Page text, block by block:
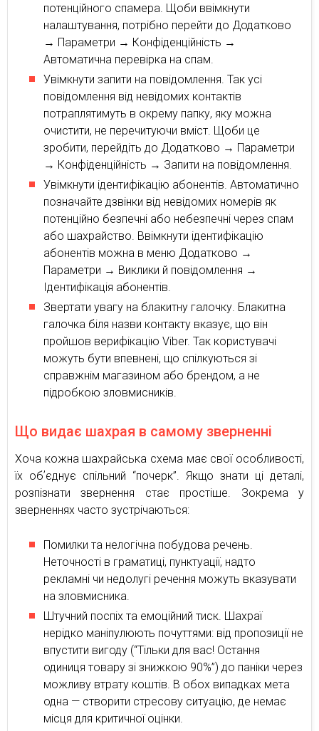
потенційного спамера. Щоби ввімкнути
налаштування, потрібно перейти до Додатково
→ Параметри → Конфіденційність →
Автоматична перевірка на спам.
Увімкнути запити на повідомлення. Так усі
повідомлення від невідомих контактів
потраплятимуть в окрему папку, яку можна
очистити, не перечитуючи вміст. Щоби це
зробити, перейдіть до Додатково → Параметри
→ Конфіденційність → Запити на повідомлення.
Увімкнути ідентифікацію абонентів. Автоматично
позначайте дзвінки від невідомих номерів як
потенційно безпечні або небезпечні через спам
або шахрайство. Ввімкнути ідентифікацію
абонентів можна в меню Додатково →
Параметри → Виклики й повідомлення →
Ідентифікація абонентів.
Звертати увагу на блакитну галочку. Блакитна
галочка біля назви контакту вказує, що він
пройшов верифікацію Viber. Так користувачі
можуть бути впевнені, що спілкуються зі
справжнім магазином або брендом, а не
підробкою зловмисників.
Що видає шахрая в самому зверненні
Хоча кожна шахрайська схема має свої особливості,
їх обʼєднує спільний “почерк”. Якщо знати ці деталі,
розпізнати звернення стає простіше. Зокрема у
зверненнях часто зустрічаються:
Помилки та нелогічна побудова речень.
Неточності в граматиці, пунктуації, надто
рекламні чи недолугі речення можуть вказувати
на зловмисника.
Штучний поспіх та емоційний тиск. Шахраї
нерідко маніпулюють почуттями: від пропозиції не
впустити вигоду (“Тільки для вас! Остання
одиниця товару зі знижкою 90%”) до паніки через
можливу втрату коштів. В обох випадках мета
одна — створити стресову ситуацію, де немає
місця для критичної оцінки.